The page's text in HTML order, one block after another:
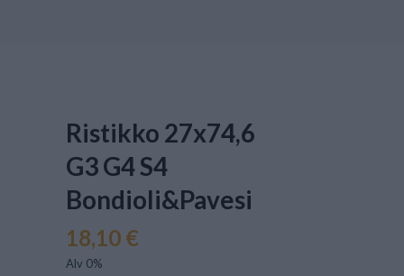
Ristikko 27x74,6
G3 G4 S4
Bondioli&Pavesi
18,10 €
Alv 0%